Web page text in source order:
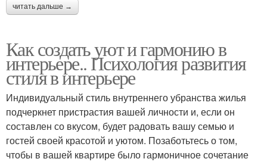
читать дальше →
Как создать уют и гармонию в
интерьере.. Психология развития
стиля в интерьере
Индивидуальный стиль внутреннего убранства жилья
подчеркнет пристрастия вашей личности и, если он
составлен со вкусом, будет радовать вашу семью и
гостей своей красотой и уютом. Позаботьтесь о том,
чтобы в вашей квартире было гармоничное сочетание